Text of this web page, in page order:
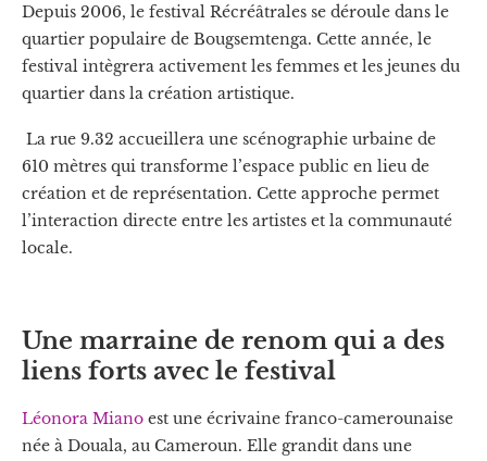
Depuis 2006, le festival Récréâtrales se déroule dans le
quartier populaire de Bougsemtenga. Cette année, le
festival intègrera activement les femmes et les jeunes du
quartier dans la création artistique.
La rue 9.32 accueillera une scénographie urbaine de
610 mètres qui transforme l’espace public en lieu de
création et de représentation. Cette approche permet
l’interaction directe entre les artistes et la communauté
locale.
Une marraine de renom qui a des
liens forts avec le festival
Léonora Miano est une écrivaine franco-camerounaise
née à Douala, au Cameroun. Elle grandit dans une